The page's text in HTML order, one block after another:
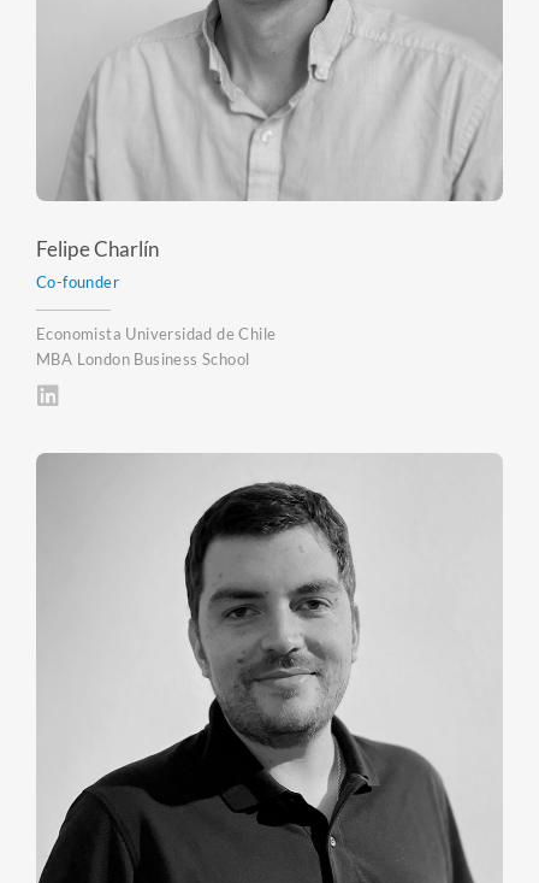
Felipe Charlín
Co-founder
Economista Universidad de Chile
MBA London Business School